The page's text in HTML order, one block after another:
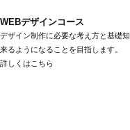
WEBデザインコース
デザイン制作に必要な考え方と基礎
来るようになることを目指します。
詳しくはこちら